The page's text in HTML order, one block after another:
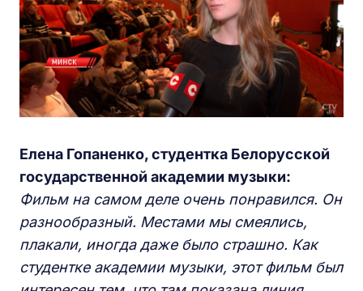
Елена Гопаненко, студентка Белорусской
государственной академии музыки:
Фильм на самом деле очень понравился. Он
разнообразный. Местами мы смеялись,
плакали, иногда даже было страшно. Как
студентке академии музыки, этот фильм был